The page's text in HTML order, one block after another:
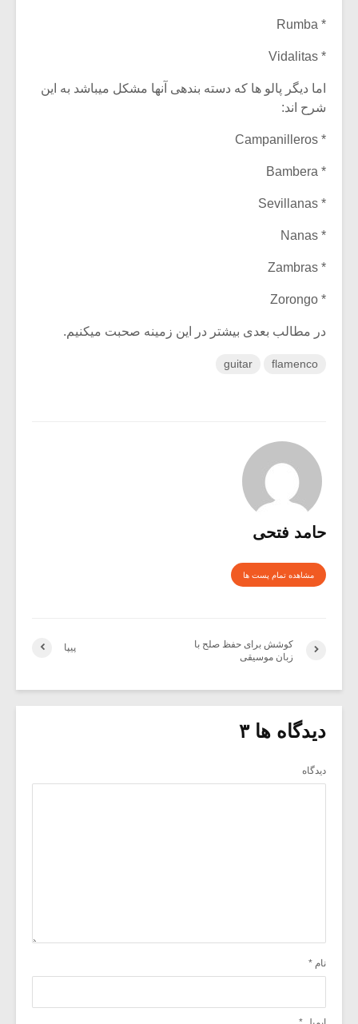
* Rumba
* Vidalitas
اما دیگر پالو ها که دسته بندهی آنها مشکل میباشد به این
شرح اند:
* Campanilleros
* Bambera
* Sevillanas
* Nanas
* Zambras
* Zorongo
در مطالب بعدی بیشتر در این زمینه صحبت میکنیم.
flamenco
guitar
حامد فتحی
مشاهده تمام پست ها
پیپا
کوشش برای حفظ صلح با
زبان موسیقی
دیدگاه ها ۳
دیدگاه
نام *